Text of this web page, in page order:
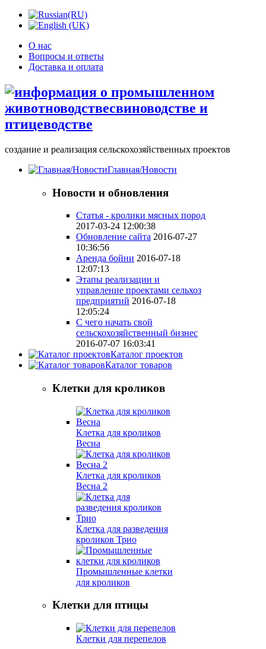
О нас
Вопросы и ответы
Доставка и оплата
создание и реализация сельскохозяйственных проектов
Главная/Новости
Новости и обновления
Статья - кролики мясных пород
2017-03-24 12:00:38
Обновление сайта 2016-07-27
10:36:56
Аренда бойни 2016-07-18
12:07:13
Этапы реализации и
управление проектами сельхоз
предприятий 2016-07-18
12:05:24
С чего начать свой
сельскохозяйственный бизнес
2016-07-07 16:03:41
Каталог проектов
Каталог товаров
Клетки для кроликов
Клетка для кроликов
Весна
Клетка для кроликов
Весна 2
Клетка для разведения
кроликов Трио
Промышленные клетки
для кроликов
Клетки для птицы
Клетки для перепелов